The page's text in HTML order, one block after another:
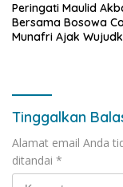
Peringati Maulid
Bersama Bosowa
Munafri Ajak
Tinggalkan
Alamat email Anda
ditandai *